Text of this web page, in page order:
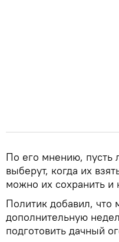
По его мнению, пусть
выберут, когда их
можно их сохранить и
Политик добавил, что
дополнительную
подготовить дачный